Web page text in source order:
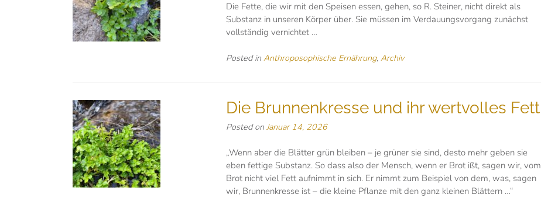
Die Fette, die wir mit den Speisen essen, gehen, so R. Steiner, nicht direkt als
Substanz in unseren Körper über. Sie müssen im Verdauungsvorgang zunächst
vollständig vernichtet …
Posted in Anthroposophische Ernährung, Archiv
Die Brunnenkresse und ihr wertvolles Fett
Posted on Januar 14, 2026
„Wenn aber die Blätter grün bleiben – je grüner sie sind, desto mehr geben sie
eben fettige Substanz. So dass also der Mensch, wenn er Brot ißt, sagen wir, vom
Brot nicht viel Fett aufnimmt in sich. Er nimmt zum Beispiel von dem, was, sagen
wir, Brunnenkresse ist – die kleine Pflanze mit den ganz kleinen Blättern …“